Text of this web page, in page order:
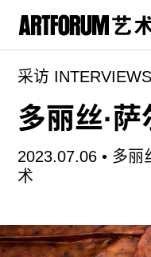
artguide
新闻
展评
杂志
ENGLISH
采访 INTERVIEWS
多丽丝·
2023.07.06 • 多丽
术